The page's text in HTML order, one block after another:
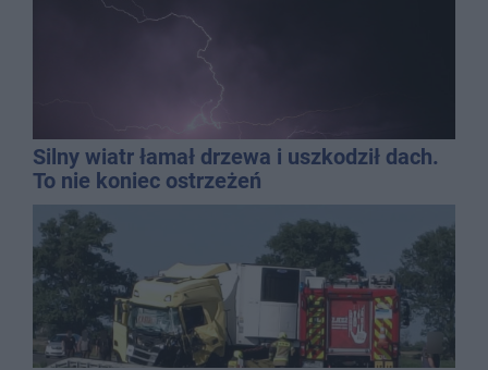
Silny wiatr łamał drzewa i uszkodził dach.
To nie koniec ostrzeżeń